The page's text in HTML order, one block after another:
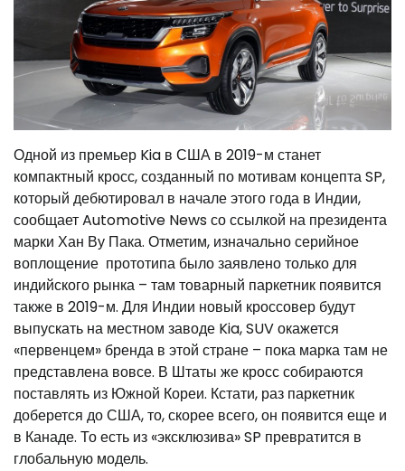
Одной из премьер Kia в США в 2019-м станет
компактный кросс, созданный по мотивам концепта SP,
который дебютировал в начале этого года в Индии,
сообщает Automotive News со ссылкой на президента
марки Хан Ву Пака. Отметим, изначально серийное
воплощение прототипа было заявлено только для
индийского рынка – там товарный паркетник появится
также в 2019-м. Для Индии новый кроссовер будут
выпускать на местном заводе Kia, SUV окажется
«первенцем» бренда в этой стране – пока марка там не
представлена вовсе. В Штаты же кросс собираются
поставлять из Южной Кореи. Кстати, раз паркетник
доберется до США, то, скорее всего, он появится еще и
в Канаде. То есть из «эксклюзива» SP превратится в
глобальную модель.